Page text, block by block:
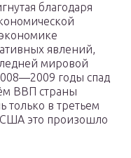
благодаря
явлений,
мировой
годы спад
ВВП страны
только в третьем
США это произошло